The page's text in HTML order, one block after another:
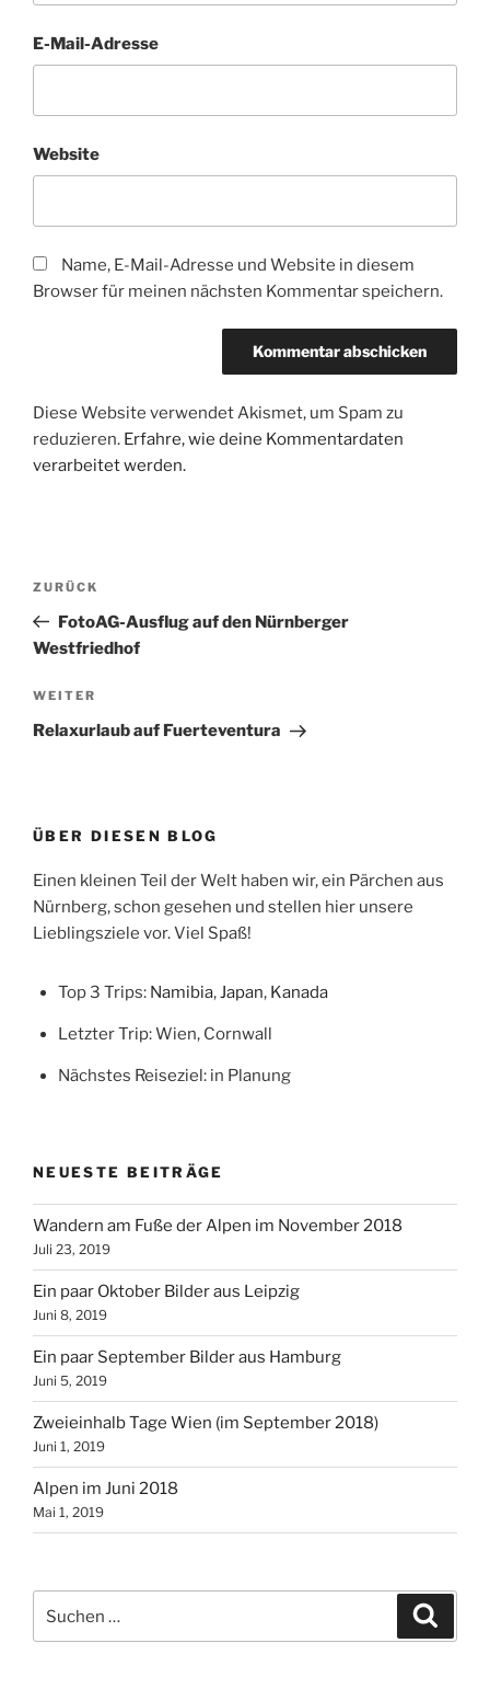
E-Mail-Adresse
Website
Name, E-Mail-Adresse und Website in diesem
Browser für meinen nächsten Kommentar speichern.
Diese Website verwendet Akismet, um Spam zu
reduzieren. Erfahre, wie deine Kommentardaten
verarbeitet werden.
Beitragsnavigation
Vorheriger
Beitrag
ZURÜCK
FotoAG-Ausflug auf den Nürnberger
Westfriedhof
Nächster
Beitrag
WEITER
Relaxurlaub auf Fuerteventura
ÜBER DIESEN BLOG
Einen kleinen Teil der Welt haben wir, ein Pärchen aus
Nürnberg, schon gesehen und stellen hier unsere
Lieblingsziele vor. Viel Spaß!
Top 3 Trips: Namibia,Japan, Kanada
Letzter Trip: Wien, Cornwall
Nächstes Reiseziel: in Planung
NEUESTE BEITRÄGE
Wandern am Fuße der Alpen im November 2018
Juli 23, 2019
Ein paar Oktober Bilder aus Leipzig
Juni 8, 2019
Ein paar September Bilder aus Hamburg
Juni 5, 2019
Zweieinhalb Tage Wien (im September 2018)
Juni 1, 2019
Alpen im Juni 2018
Mai 1, 2019
nach: